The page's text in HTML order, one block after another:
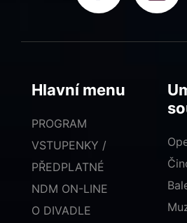
Hlavní menu
PROGRAM
VSTUPENKY /
PŘEDPLATNÉ
NDM ON-LINE
O DIVADLE